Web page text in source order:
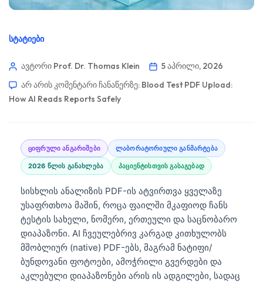
ᲡᲢᲐᲢᲘᲔᲑᲘ
ავტორი Prof. Dr. Thomas Klein
5 აპრილი, 2026
არ არის კომენტარი ჩანაწერზე: Blood Test PDF Upload:
How AI Reads Reports Safely
ციფრული ანგარიშები ლაბორატორიული განმარტება
2026 წლის განახლება პაციენტისთვის გასაგებად
სისხლის ანალიზის PDF-ის ატვირთვა ყველაზე
უსაფრთხოა მაშინ, როცა ფაილში მკაფიოდ ჩანს
ტესტის სახელი, ნომერი, ერთეული და საცნობარო
დიაპაზონი. AI ჩვეულებრივ კარგად კითხულობს
მშობლიურ (native) PDF-ებს, მაგრამ ნატიფი/
ბუნდოვანი ფოტოები, ამოჭრილი გვერდები და
აკლებული დიაპაზონები არის ის ადგილები, სადაც